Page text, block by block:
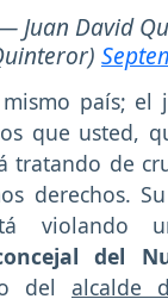
Juan David
país; el
que usted,
tratando de
derechos.
violando
del
del alcalde